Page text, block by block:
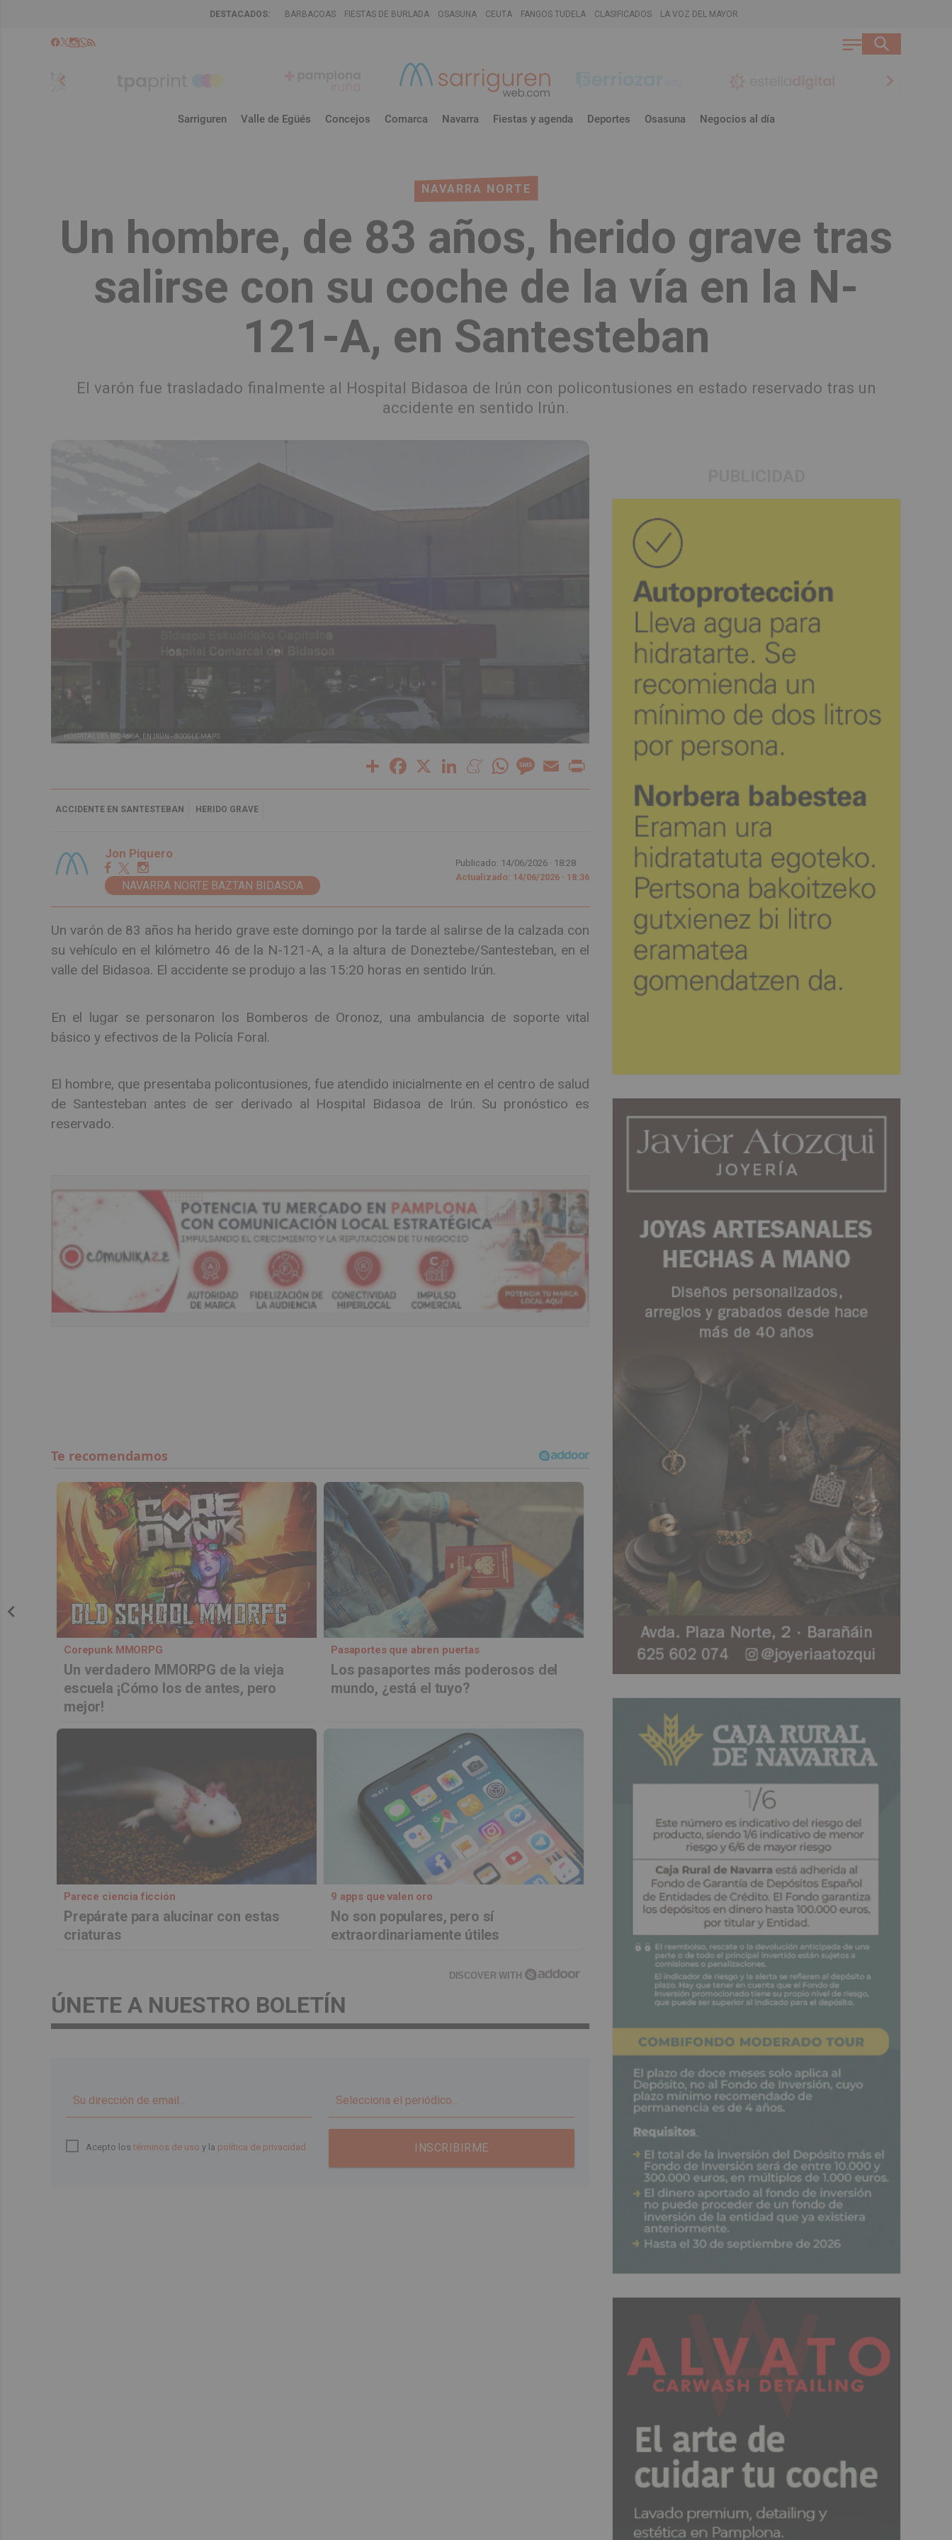
DESTACADOS: BARBACOAS FIESTAS DE BURLADA OSASUNA CEUTA FANGOS TUDELA CLASIFICADOS LA VOZ DEL MAYOR
chevron_left chevron_right
Sarriguren Valle de Egüés Concejos Comarca Navarra Fiestas y agenda Deportes Osasuna Negocios al día
NAVARRA NORTE
Un hombre, de 83 años, herido grave tras
salirse con su coche de la vía en la N-
121-A, en Santesteban
El varón fue trasladado finalmente al Hospital Bidasoa de Irún con policontusiones en estado reservado tras un
accidente en sentido Irún.
HOSPITAL DEL BIDASOA, EN IRÚN -GOOGLE MAPS
Share Facebook LinkedInMeneameWhatsAppMessage
Email
ACCIDENTE EN SANTESTEBAN HERIDO GRAVE
Jon Piquero
NAVARRA NORTE BAZTAN BIDASOA
Publicado: 14/06/2026 · 18:28
Actualizado: 14/06/2026 · 18:36
Un varón de 83 años ha herido grave este domingo por la tarde al salirse de la calzada con
su vehículo en el kilómetro 46 de la N-121-A, a la altura de Doneztebe/Santesteban, en el
valle del Bidasoa. El accidente se produjo a las 15:20 horas en sentido Irún.
En el lugar se personaron los Bomberos de Oronoz, una ambulancia de soporte vital
básico y efectivos de la Policía Foral.
El hombre, que presentaba policontusiones, fue atendido inicialmente en el centro de salud
de Santesteban antes de ser derivado al Hospital Bidasoa de Irún. Su pronóstico es
reservado.
Corepunk MMORPG
Un verdadero MMORPG de la vieja
escuela ¡Cómo los de antes, pero
mejor!
Pasaportes que abren puertas
Los pasaportes más poderosos del
mundo, ¿está el tuyo?
Parece ciencia ficción
Prepárate para alucinar con estas
criaturas
9 apps que valen oro
No son populares, pero sí
extraordinariamente útiles
DISCOVER WITH
ÚNETE A NUESTRO BOLETÍN
Acepto los términos de uso y la política de privacidad INSCRIBIRME